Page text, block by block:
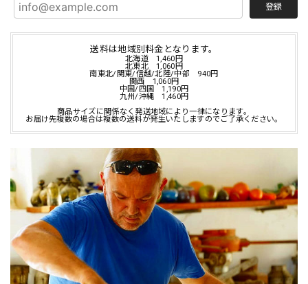
登録
送料は地域別料金となります。
北海道 1,460円
北東北 1,060円
南東北/関東/信越/北陸/中部 940円
関西 1,060円
中国/四国 1,190円
九州/沖縄 1,460円
商品サイズに関係なく発送地域により一律になります。
お届け先複数の場合は複数の送料が発生いたしますのでご了承ください。